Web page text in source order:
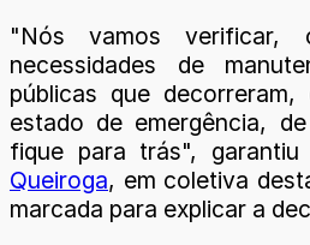
"Nós vamos
necessidades de
públicas que
estado de emergência,
fique para trás", garantiu
Queiroga, em coletiva
marcada para explicar a